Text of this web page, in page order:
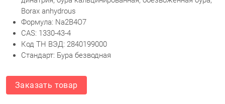
Borax anhydrous
Формула: Na2B4O7
CAS: 1330-43-4
Код ТН ВЭД: 2840199000
Стандарт: Бура безводная
Заказать товар